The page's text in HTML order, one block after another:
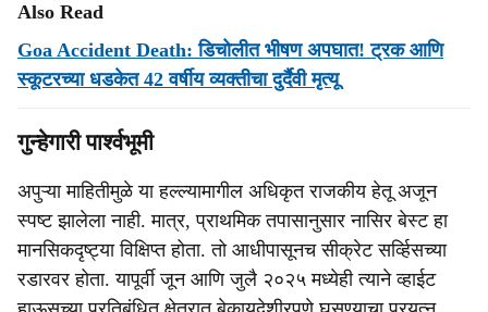
Also Read
Goa Accident Death: डिचोलीत भीषण अपघात! ट्रक आणि
स्कूटरच्या धडकेत 42 वर्षीय व्यक्तीचा दुर्दैवी मृत्यू
गुन्हेगारी पार्श्वभूमी
अपुऱ्या माहितीमुळे या हल्ल्यामागील अधिकृत राजकीय हेतू अजून
स्पष्ट झालेला नाही. मात्र, प्राथमिक तपासानुसार नासिर बेस्ट हा
मानसिकदृष्ट्या विक्षिप्त होता. तो आधीपासूनच सीक्रेट सर्व्हिसच्या
रडारवर होता. यापूर्वी जून आणि जुलै २०२५ मध्येही त्याने व्हाईट